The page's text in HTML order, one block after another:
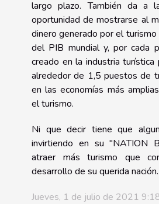
largo plazo. También da a
oportunidad de mostrarse al
dinero generado por el
del PIB mundial y, por cada
creado en la industria turística
alrededor de 1,5 puestos de
en las economías más
el turismo.
Ni que decir tiene que
invirtiendo en su "NATION
atraer más turismo que
desarrollo de su querida nación.
Jueves, 1 de julio de 2021